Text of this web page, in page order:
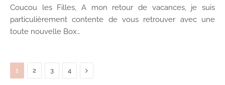
Coucou les Filles, A mon retour de vacances, je suis
particulièrement contente de vous retrouver avec une
toute nouvelle Box…
1 2 3 4 Next